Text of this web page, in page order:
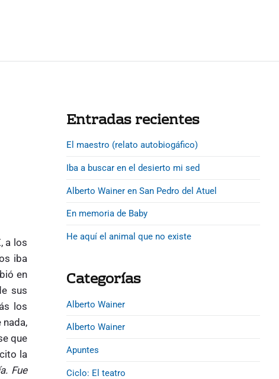
a los
iba
en
sus
los
nada,
que
la
Fue
Entradas recientes
El maestro (relato autobiogáfico)
Iba a buscar en el desierto mi sed
Alberto Wainer en San Pedro del Atuel
En memoria de Baby
He aquí el animal que no existe
Categorías
Alberto Wainer
Alberto Wainer
Apuntes
Ciclo: El teatro